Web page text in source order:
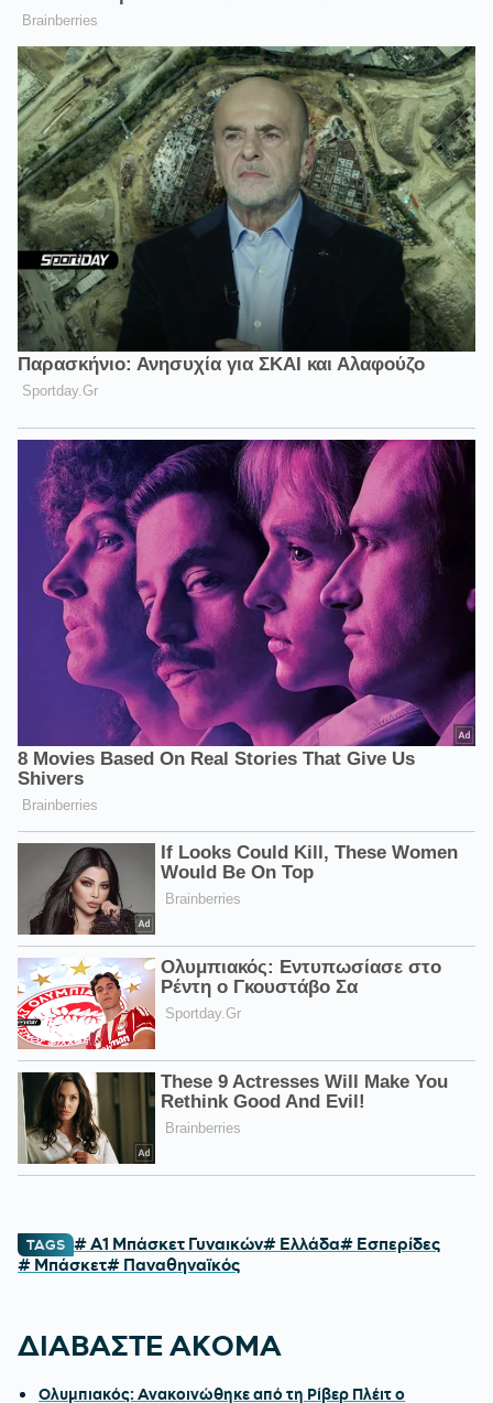
TAGS # Α1 Μπάσκετ Γυναικών# Ελλάδα# Εσπερίδες
# Μπάσκετ# Παναθηναϊκός
ΔΙΑΒΑΣΤΕ ΑΚΟΜΑ
Ολυμπιακός: Ανακοινώθηκε από τη Ρίβερ Πλέιτ ο